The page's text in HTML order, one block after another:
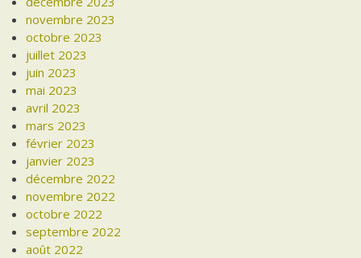
novembre 2023
octobre 2023
juillet 2023
juin 2023
mai 2023
avril 2023
mars 2023
février 2023
janvier 2023
décembre 2022
novembre 2022
octobre 2022
septembre 2022
août 2022